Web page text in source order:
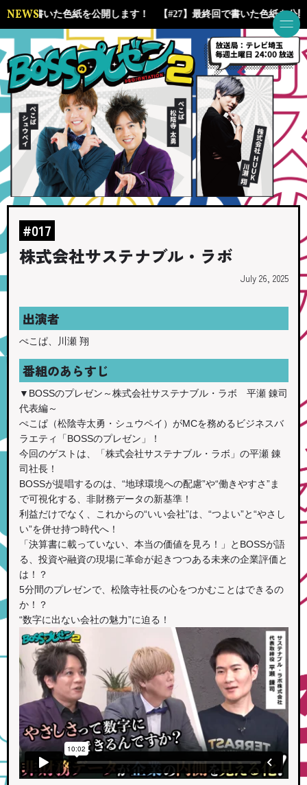
NEWS
回で書いた色紙を公開します！ 【#27】最終回で書いた色紙を公
#017
株式会社サステナブル・ラボ
July 26, 2025
出演者
ぺこぱ、川瀬 翔
番組のあらすじ
▼BOSSのプレゼン～株式会社サステナブル・ラボ 平瀬 錬司
代表編～
ぺこぱ（松陰寺太勇・シュウペイ）がMCを務めるビジネスバ
ラエティ「BOSSのプレゼン」！
今回のゲストは、「株式会社サステナブル・ラボ」の平瀬 錬
司社長！
BOSSが提唱するのは、“地球環境への配慮”や“働きやすさ”ま
で可視化する、非財務データの新基準！
利益だけでなく、これからの“いい会社”は、“つよい”と“やさし
い”を併せ持つ時代へ！
「決算書に載っていない、本当の価値を見ろ！」とBOSSが語
る、投資や融資の現場に革命が起きつつある未来の企業評価と
は！？
5分間のプレゼンで、松陰寺社長の心をつかむことはできるの
か！？
“数字に出ない会社の魅力”に迫る！